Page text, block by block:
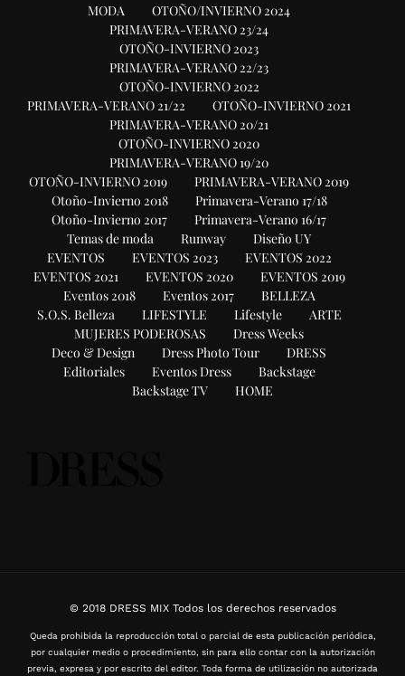
MODA
OTOÑO/INVIERNO 2024
PRIMAVERA-VERANO 23/24
OTOÑO-INVIERNO 2023
PRIMAVERA-VERANO 22/23
OTOÑO-INVIERNO 2022
PRIMAVERA-VERANO 21/22
OTOÑO-INVIERNO 2021
PRIMAVERA-VERANO 20/21
OTOÑO-INVIERNO 2020
PRIMAVERA-VERANO 19/20
OTOÑO-INVIERNO 2019
PRIMAVERA-VERANO 2019
Otoño-Invierno 2018
Primavera-Verano 17/18
Otoño-Invierno 2017
Primavera-Verano 16/17
Temas de moda
Runway
Diseño UY
EVENTOS
EVENTOS 2023
EVENTOS 2022
EVENTOS 2021
EVENTOS 2020
EVENTOS 2019
Eventos 2018
Eventos 2017
BELLEZA
S.O.S. Belleza
LIFESTYLE Lifestyle
ARTE
MUJERES PODEROSAS
Dress Weeks
Deco & Design
Dress Photo Tour
DRESS
Editoriales
Eventos Dress
Backstage
Backstage TV
HOME
© 2018 DRESS MIX Todos los derechos reservados
Queda prohibida la reproducción total o parcial de esta publicación periódica,
por cualquier medio o procedimiento, sin para ello contar con la autorización
previa, expresa y por escrito del editor. Toda forma de utilización no autorizada